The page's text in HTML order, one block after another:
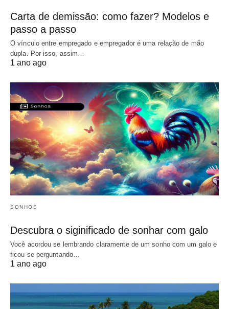
Carta de demissão: como fazer? Modelos e
passo a passo
O vínculo entre empregado e empregador é uma relação de mão
dupla. Por isso, assim…
1 ano ago
SONHOS
Descubra o siginificado de sonhar com galo
Você acordou se lembrando claramente de um sonho com um galo e
ficou se perguntando…
1 ano ago